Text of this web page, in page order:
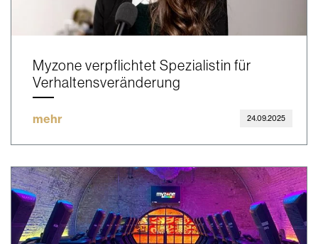
Myzone verpflichtet Spezialistin für
Verhaltensveränderung
mehr 24.09.2025